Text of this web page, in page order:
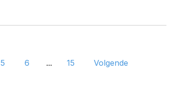
5 6 ... 15 Volgende